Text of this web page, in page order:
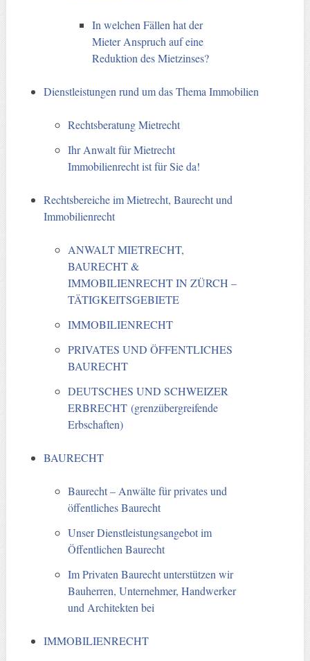
In welchen Fällen hat der
Mieter Anspruch auf eine
Reduktion des Mietzinses?
Dienstleistungen rund um das Thema Immobilien
Rechtsberatung Mietrecht
Ihr Anwalt für Mietrecht
Immobilienrecht ist für Sie da!
Rechtsbereiche im Mietrecht, Baurecht und
Immobilienrecht
ANWALT MIETRECHT,
BAURECHT &
IMMOBILIENRECHT IN ZÜRCH –
TÄTIGKEITSGEBIETE
IMMOBILIENRECHT
PRIVATES UND ÖFFENTLICHES
BAURECHT
DEUTSCHES UND SCHWEIZER
ERBRECHT (grenzübergreifende
Erbschaften)
BAURECHT
Baurecht – Anwälte für privates und
öffentliches Baurecht
Unser Dienstleistungsangebot im
Öffentlichen Baurecht
Im Privaten Baurecht unterstützen wir
Bauherren, Unternehmer, Handwerker
und Architekten bei
IMMOBILIENRECHT